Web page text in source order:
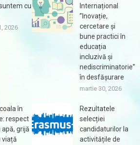
cu
2026
Internațional
”Inovație,
cercetare și
bune practici în
educația
incluzivă și
nediscriminatorie”
în desfășurare
martie 30, 2026
în
respect
grijă
viață
Rezultatele
selecției
candidaturilor la
activitățile de